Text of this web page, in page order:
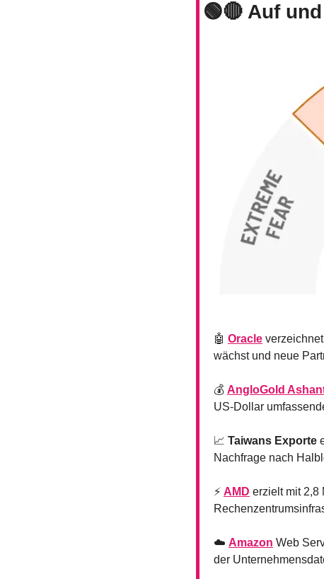
🟢🔴 Auf
🤖 Oracle
wächst und neue
💰 AngloGold
US-Dollar
📈 Taiwans Exporte
Nachfrage nach
⚡ AMD erzielt mit 2,8
☁️ Amazon Web
der